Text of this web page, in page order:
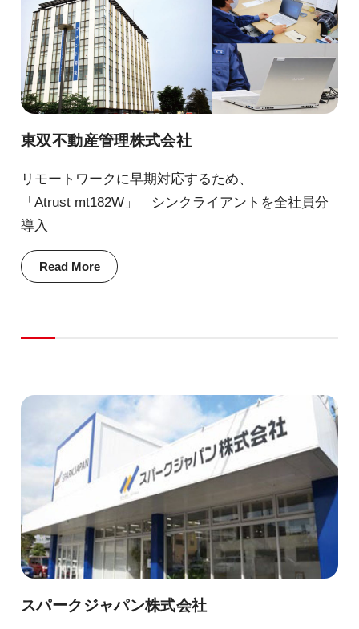
東双不動産管理株式会社
リモートワークに早期対応するため、
「Atrust mt182W」 シンクライアントを全社員分
導入
Read More
スパークジャパン株式会社